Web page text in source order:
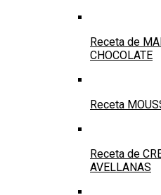
Receta de
CHOCOLATE
Receta
Receta de
AVELLANAS